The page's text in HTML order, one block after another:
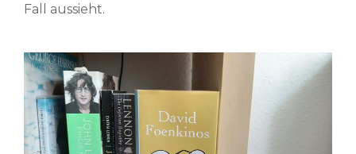
Fall aussieht.